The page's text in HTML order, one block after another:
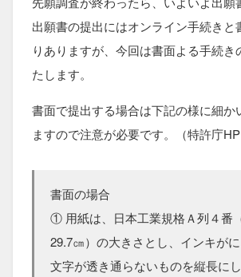
出願書の提出にはオンライン手続きと
りありますが、今回は書面よる手続き
たします。
書面で提出する場合は下記の様に細か
ますので注意が必要です。（特許庁HP
書面の場合
① 用紙は、日本工業規格Ａ列４番
29.7㎝）の大きさとし、インキがに
文字が透き通らないものを縦長に